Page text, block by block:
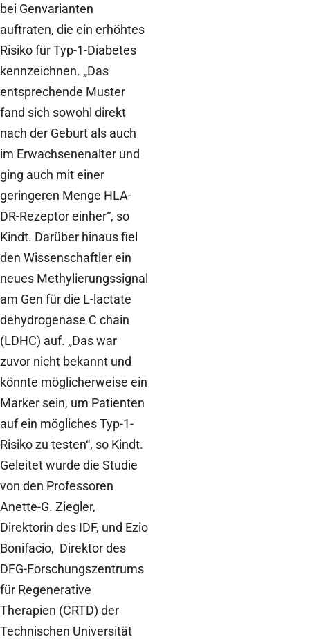
bei Genvarianten
auftraten, die ein erhöhtes
Risiko für Typ-1-Diabetes
kennzeichnen. „Das
entsprechende Muster
fand sich sowohl direkt
nach der Geburt als auch
im Erwachsenenalter und
ging auch mit einer
geringeren Menge HLA-
DR-Rezeptor einher“, so
Kindt. Darüber hinaus fiel
den Wissenschaftler ein
neues Methylierungssignal
am Gen für die L-lactate
dehydrogenase C chain
(LDHC) auf. „Das war
zuvor nicht bekannt und
könnte möglicherweise ein
Marker sein, um Patienten
auf ein mögliches Typ-1-
Risiko zu testen“, so Kindt.
Geleitet wurde die Studie
von den Professoren
Anette-G. Ziegler,
Direktorin des IDF, und Ezio
Bonifacio, Direktor des
DFG-Forschungszentrums
für Regenerative
Therapien (CRTD) der
Technischen Universität